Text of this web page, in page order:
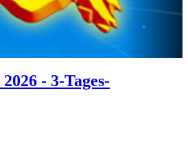
- 3-Tages-